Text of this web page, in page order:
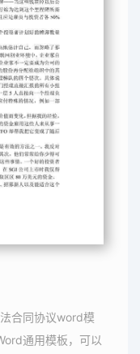
合同协议word模
通用模板，可以